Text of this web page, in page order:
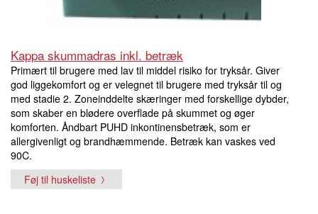
Kappa skummadras inkl. betræk
Primært til brugere med lav til middel risiko for tryksår. Giver
god liggekomfort og er velegnet til brugere med tryksår til og
med stadie 2. Zoneinddelte skæringer med forskellige dybder,
som skaber en blødere overflade på skummet og øger
komforten. Åndbart PUHD inkontinensbetræk, som er
allergivenligt og brandhæmmende. Betræk kan vaskes ved
90C.
Føj til huskeliste